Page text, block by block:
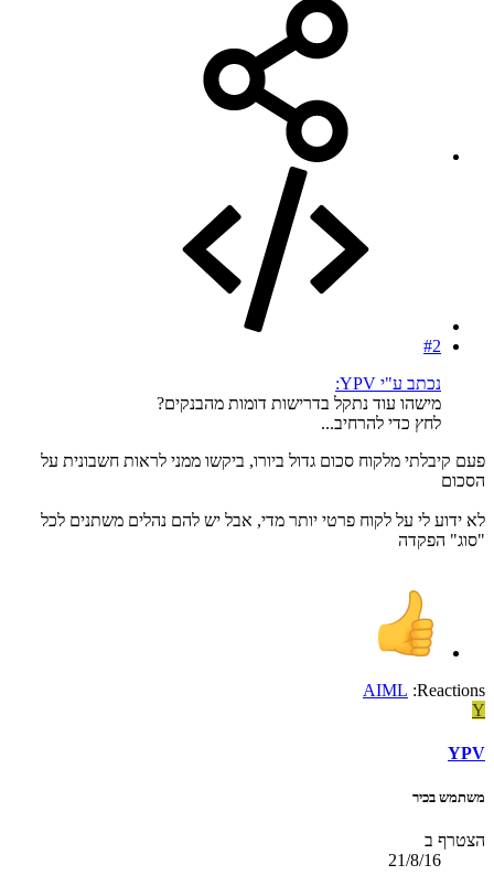
#2
נכתב ע"י YPV:
מישהו עוד נתקל בדרישות דומות מהבנקים?
לחץ כדי להרחיב...
פעם קיבלתי מלקוח סכום גדול ביורו, ביקשו ממני לראות חשבונית על
הסכום
לא ידוע לי על לקוח פרטי יותר מדי, אבל יש להם נהלים משתנים לכל
"סוג" הפקדה
Reactions:
AIML
Y
YPV
משתמש בכיר
הצטרף ב
21/8/16